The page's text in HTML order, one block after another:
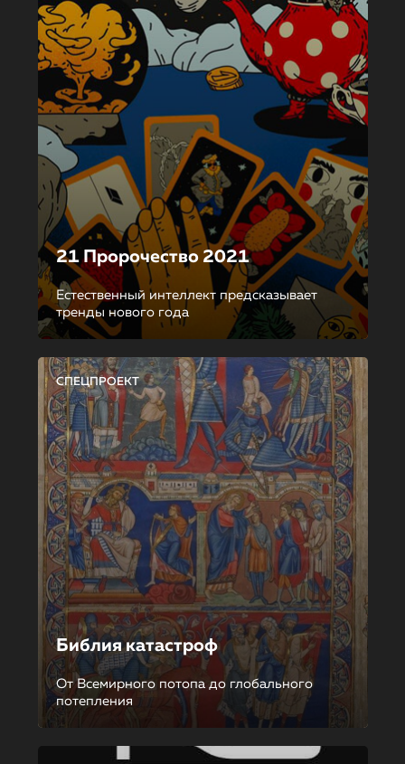
21 Пророчество 2021
Естественный интеллект предсказывает
тренды нового года
СПЕЦПРОЕКТ
Библия катастроф
От Всемирного потопа до глобального
потепления